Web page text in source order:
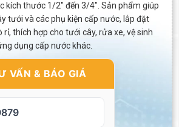
kích thước 1/2″ đến 3/4″. Sản phẩm giúp
tưới và các phụ kiện cấp nước, lắp đặt
rỉ, thích hợp cho tưới cây, rửa xe, vệ sinh
dụng cấp nước khác.
VẤN & BÁO GIÁ